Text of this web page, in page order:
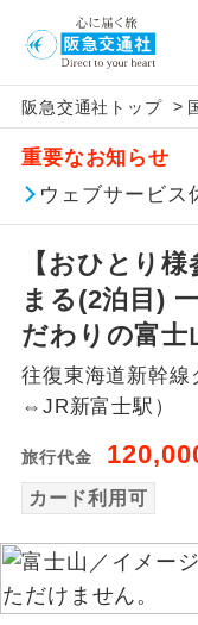
阪急交通社トップ >
重要なお知らせ
ウェブサービス
【おひとり
まる(2泊目)
だわりの富士
往復東海道新幹
⇔JR新富士駅）
旅行代金
カード利用可
アイコン
添乗員同行
現地添乗員同
行
バスガイド乗
務
世界遺産
絶景